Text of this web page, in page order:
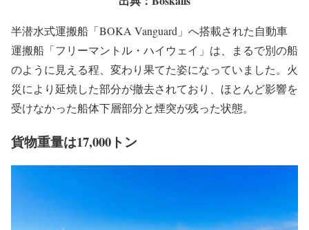
半潜水式運搬船「BOKA Vanguard」へ搭載された自動車
運搬船「フリーマントル・ハイウェイ」は、まるで別の船
のように見える程、変わり果てた姿になっていました。火
災により延焼した部分が撤去されており、ほとんど影響を
受けなかった船体下層部分と煙突が残った状態。
貨物重量は17,000トン